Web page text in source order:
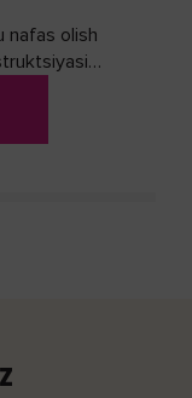
nafas olish